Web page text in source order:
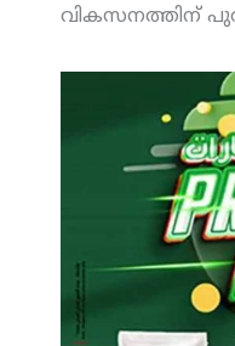
വികസനത്തിന്